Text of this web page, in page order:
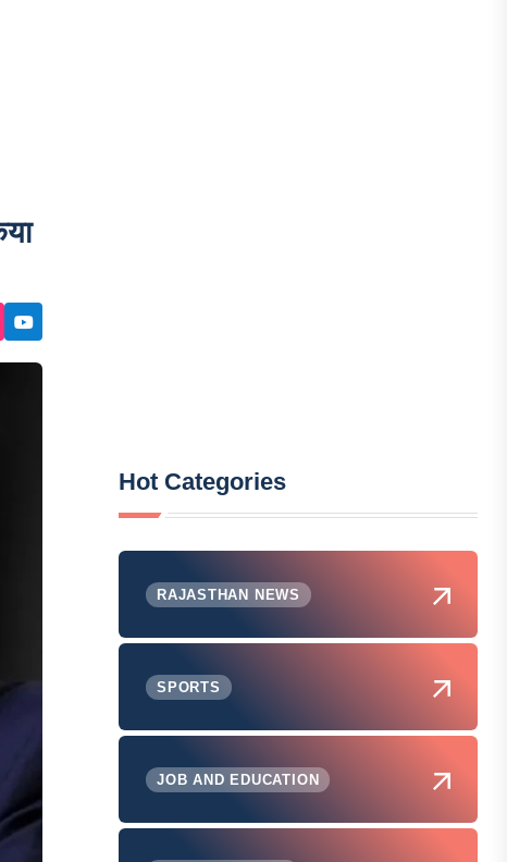
Hot Categories
RAJASTHAN NEWS
SPORTS
JOB AND EDUCATION